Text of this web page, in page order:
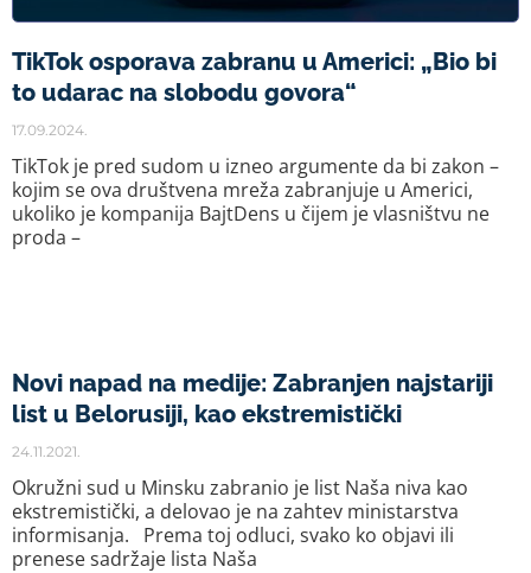
TikTok osporava zabranu u Americi: „Bio bi
to udarac na slobodu govora“
17.09.2024.
TikTok je pred sudom u izneo argumente da bi zakon –
kojim se ova društvena mreža zabranjuje u Americi,
ukoliko je kompanija BajtDens u čijem je vlasništvu ne
proda –
Novi napad na medije: Zabranjen najstariji
list u Belorusiji, kao ekstremistički
24.11.2021.
Okružni sud u Minsku zabranio je list Naša niva kao
ekstremistički, a delovao je na zahtev ministarstva
informisanja. Prema toj odluci, svako ko objavi ili
prenese sadržaje lista Naša